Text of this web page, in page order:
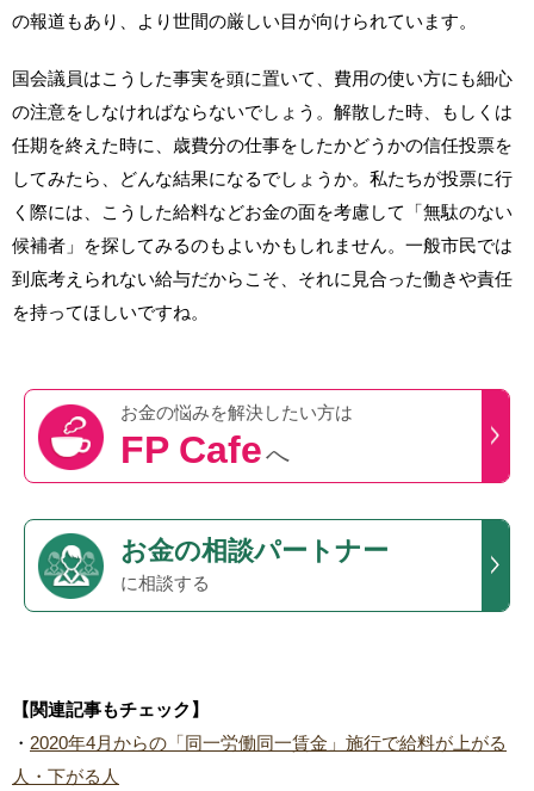
の報道もあり、より世間の厳しい目が向けられています。
国会議員はこうした事実を頭に置いて、費用の使い方にも細心
の注意をしなければならないでしょう。解散した時、もしくは
任期を終えた時に、歳費分の仕事をしたかどうかの信任投票を
してみたら、どんな結果になるでしょうか。私たちが投票に行
く際には、こうした給料などお金の面を考慮して「無駄のない
候補者」を探してみるのもよいかもしれません。一般市民では
到底考えられない給与だからこそ、それに見合った働きや責任
を持ってほしいですね。
お金の悩みを解決したい方は
FP Cafeへ
お金の相談パートナー
に相談する
【関連記事もチェック】
・ 2020年4月からの「同一労働同一賃金」施行で給料が上がる
人・下がる人